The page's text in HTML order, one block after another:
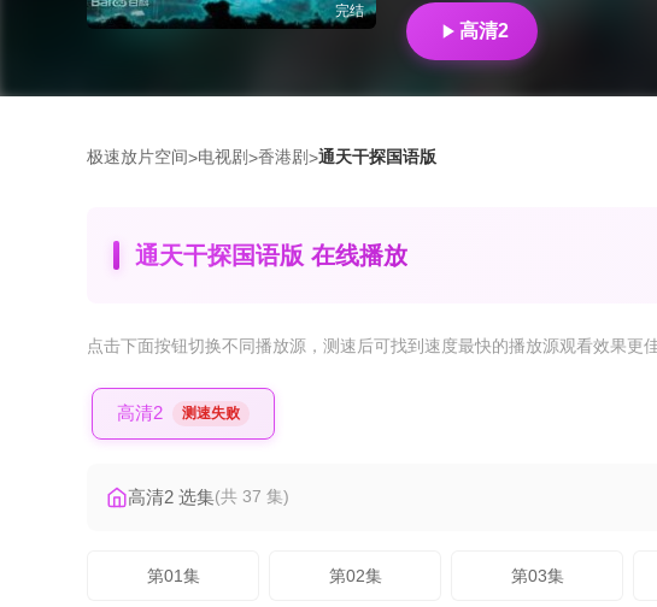
完结
高清2
极速放片空间>电视剧>香港剧>通天干探国语版
通天干探国语版 在线播放
点击下面按钮切换不同播放源 ，测速后可找到速度最快的播放源观看效果更
高清2 测速失败
高清2 选集(共 37 集)
第01集 第02集 第03集